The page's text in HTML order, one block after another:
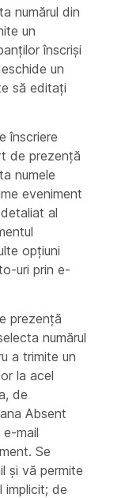
numărul din
un
înscriși
un
să editați
înscriere
de prezență
numele
eveniment
al
opțiuni
uri prin e-
prezență
numărul
a trimite un
la acel
de
Absent
mail
Se
și vă permite
implicit; de